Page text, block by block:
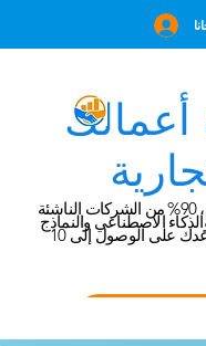
أعمالك
وفقًا لمجلة فوربس، 90% من الشركات الناشئة
الاصطناعي والنماذج
على الوصول إلى 10